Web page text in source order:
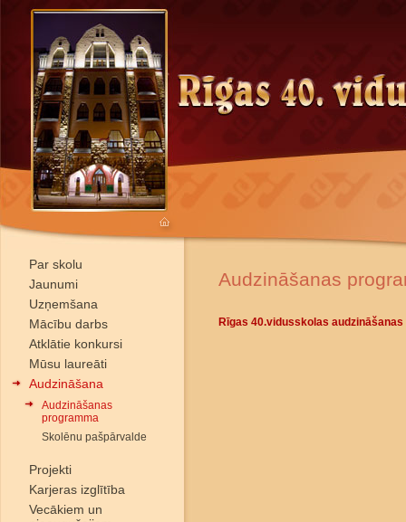
Par skolu
Jaunumi
Uzņemšana
Mācību darbs
Atklātie konkursi
Mūsu laureāti
Audzināšana
Audzināšanas
programma
Skolēnu pašpārvalde
Projekti
Karjeras izglītība
Vecākiem un
Audzināšanas
Rīgas 40.vidusskolas